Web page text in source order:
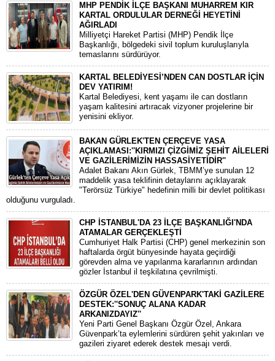
MHP PENDİK İLÇE BAŞKANI MUHARREM KIR
KARTAL ORDULULAR DERNEĞİ HEYETİNİ
AĞIRLADI
​Milliyetçi Hareket Partisi (MHP) Pendik İlçe
Başkanlığı, bölgedeki sivil toplum kuruluşlarıyla
temaslarını sürdürüyor.
KARTAL BELEDİYESİ’NDEN CAN DOSTLAR İÇİN
DEV YATIRIM!
Kartal Belediyesi, kent yaşamı ile can dostların
yaşam kalitesini artıracak vizyoner projelerine bir
yenisini ekliyor.
BAKAN GÜRLEK'TEN ÇERÇEVE YASA
AÇIKLAMASI:''KIRMIZI ÇİZGİMİZ ŞEHİT AİLELERİ
VE GAZİLERİMİZİN HASSASİYETİDİR''
Adalet Bakanı Akın Gürlek, TBMM’ye sunulan 12
maddelik yasa teklifinin detaylarını açıklayarak
"Terörsüz Türkiye" hedefinin milli bir devlet politikası
olduğunu vurguladı.
CHP İSTANBUL'DA 23 İLÇE BAŞKANLIĞI'NDA
ATAMALAR GERÇEKLEŞTİ
​Cumhuriyet Halk Partisi (CHP) genel merkezinin son
haftalarda örgüt bünyesinde hayata geçirdiği
görevden alma ve yapılanma kararlarının ardından
gözler İstanbul il teşkilatına çevrilmişti.
ÖZGÜR ÖZEL'DEN GÜVENPARK'TAKİ GAZİLERE
DESTEK:''SONUÇ ALANA KADAR
ARKANIZDAYIZ''
​Yeni Parti Genel Başkanı Özgür Özel, Ankara
Güvenpark’ta eylemlerini sürdüren şehit yakınları ve
gazileri ziyaret ederek destek mesajı verdi.